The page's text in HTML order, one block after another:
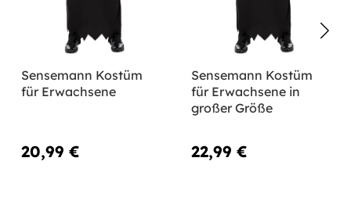
Sensemann Kostüm
für Erwachsene
20,99 €
Sensemann Kostüm
für Erwachsene in
großer Größe
22,99 €